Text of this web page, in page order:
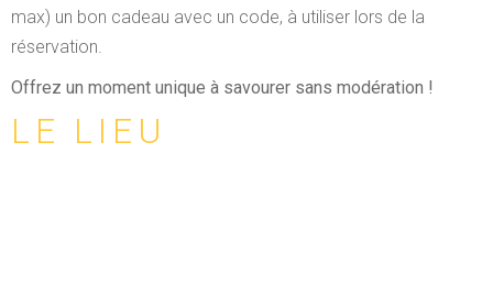
max) un bon cadeau avec un code, à utiliser lors de la
réservation.
Offrez un moment unique à savourer sans modération !
LE LIEU